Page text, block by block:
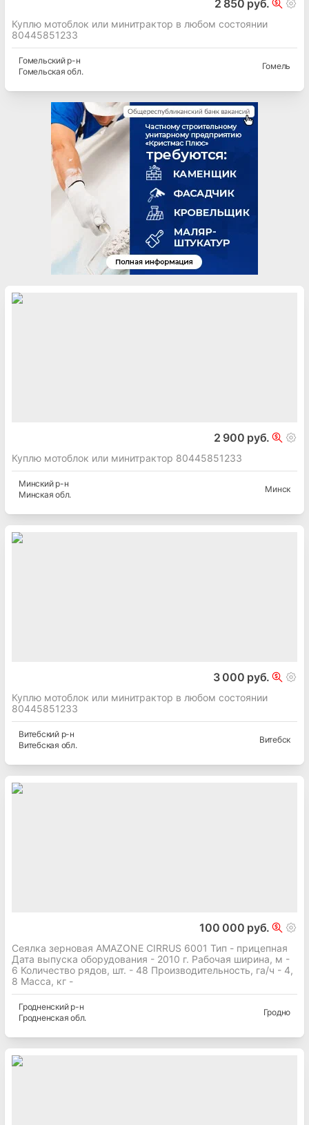
2 850 руб.
Куплю мотоблок или минитрактор в любом состоянии
80445851233
Гомельскийр-н
Гомельская обл.
Гомель
2 900 руб.
Куплю мотоблок или минитрактор 80445851233
Минскийр-н
Минская обл.
Минск
3 000 руб.
Куплю мотоблок или минитрактор в любом состоянии
80445851233
Витебскийр-н
Витебская обл.
Витебск
100 000 руб.
Сеялка зерновая AMAZONE CIRRUS 6001 Тип - прицепная
Дата выпуска оборудования - 2010 г. Рабочая ширина, м -
6 Количество рядов, шт. - 48 Производительность, га/ч - 4,
8 Масса, кг -
Гродненскийр-н
Гродненская обл.
Гродно